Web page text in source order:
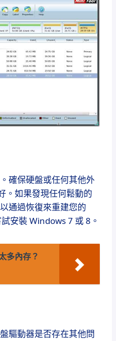
確保硬盤或任何其他外
。 如果發現任何鬆動的
通過恢復來重建您的
安裝 Windows 7 或 8。
多內存？
驅動器是否存在其他問